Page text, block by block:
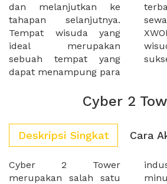
dan melanjutkan ke
tahapan selanjutnya.
Tempat wisuda yang
ideal merupakan
sebuah tempat yang
dapat menampung para
terbaik. Temukan dan
sewa tempat wisuda di
XWORK dan buat
wisuda Anda menjadi
Cyber 2
Deskripsi Singkat Cara
Cyber 2 Tower
merupakan salah satu
industri makanan dan
minuman. Cyber 2